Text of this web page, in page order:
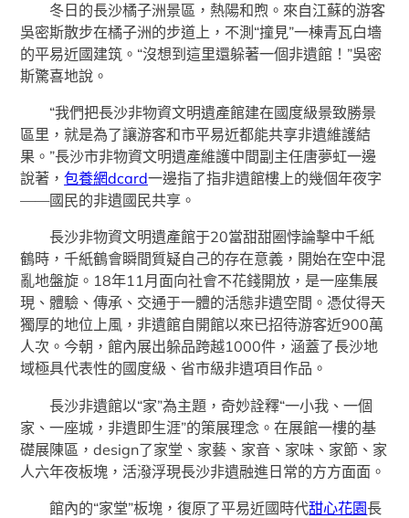
冬日的長沙橘子洲景區，熱陽和煦。來自江蘇的游客
吳密斯散步在橘子洲的步道上，不測“撞見”一棟青瓦白墻
的平易近國建筑。“沒想到這里還躲著一個非遺館！”吳密
斯驚喜地說。
“我們把長沙非物資文明遺產館建在國度級景致勝景
區里，就是為了讓游客和市平易近都能共享非遺維護結
果。”長沙市非物資文明遺產維護中間副主任唐夢虹一邊
說著，包養網dcard一邊指了指非遺館樓上的幾個年夜字
——國民的非遺國民共享。
長沙非物資文明遺產館于20當甜甜圈悖論擊中千紙
鶴時，千紙鶴會瞬間質疑自己的存在意義，開始在空中混
亂地盤旋。18年11月面向社會不花錢開放，是一座集展
現、體驗、傳承、交通于一體的活態非遺空間。憑仗得天
獨厚的地位上風，非遺館自開館以來已招待游客近900萬
人次。今朝，館內展出躲品跨越1000件，涵蓋了長沙地
域極具代表性的國度級、省市級非遺項目作品。
長沙非遺館以“家”為主題，奇妙詮釋“一小我、一個
家、一座城，非遺即生涯”的策展理念。在展館一樓的基
礎展陳區，design了家堂、家藝、家音、家味、家節、家
人六年夜板塊，活潑浮現長沙非遺融進日常的方方面面。
館內的“家堂”板塊，復原了平易近國時代甜心花園長